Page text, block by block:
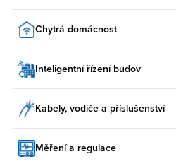
Chytrá domácnost
Inteligentní řízení budov
Kabely, vodiče a příslušenství
Měření a regulace